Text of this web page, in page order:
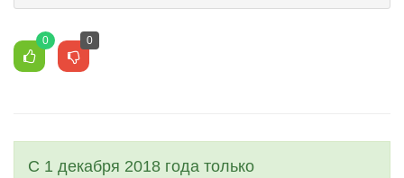
0 0
С 1 декабря 2018 года только